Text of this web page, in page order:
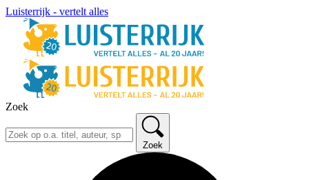
Luisterrijk - vertelt alles
Zoek
Zoek